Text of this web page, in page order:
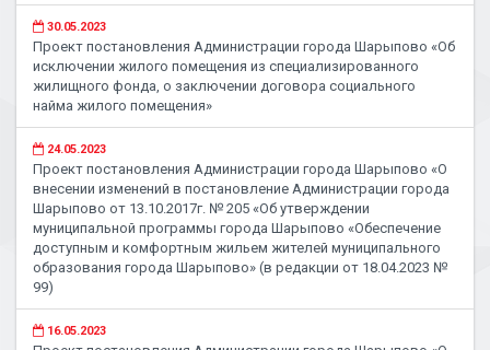
30.05.2023
Проект постановления Администрации города Шарыпово «Об
исключении жилого помещения из специализированного
жилищного фонда, о заключении договора социального
найма жилого помещения»
24.05.2023
Проект постановления Администрации города Шарыпово «О
внесении изменений в постановление Администрации города
Шарыпово от 13.10.2017г. № 205 «Об утверждении
муниципальной программы города Шарыпово «Обеспечение
доступным и комфортным жильем жителей муниципального
образования города Шарыпово» (в редакции от 18.04.2023 №
99)
16.05.2023